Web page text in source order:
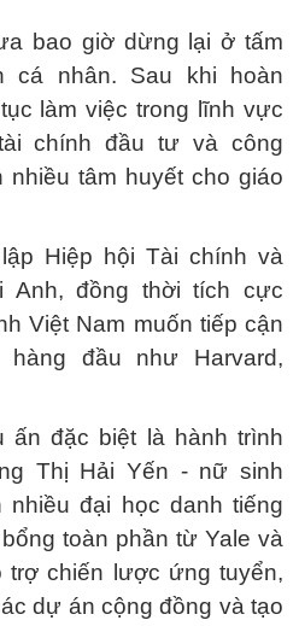
bao giờ dừng lại ở tấm
cá nhân. Sau khi hoàn
làm việc trong lĩnh vực
chính đầu tư và công
nhiều tâm huyết cho giáo
Hiệp hội Tài chính và
Anh, đồng thời tích cực
Việt Nam muốn tiếp cận
đầu như Harvard,
ấn đặc biệt là hành trình
Thị Hải Yến - nữ sinh
nhiều đại học danh tiếng
toàn phần từ Yale và
trợ chiến lược ứng tuyển,
dự án cộng đồng và tạo